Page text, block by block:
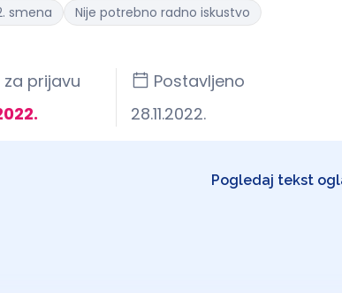
za prijavu
Postavljeno
28.11.2022.
smena Nije potrebno radno iskustvo
Pogledaj tekst